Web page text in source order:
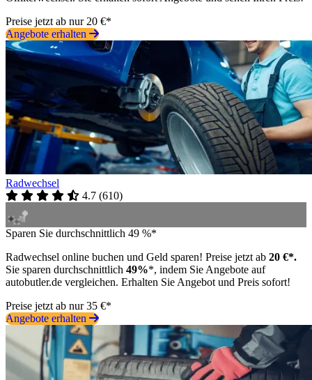
Preise jetzt ab nur 20 €*
Angebote erhalten
Radwechsel
4.7 (610)
Sparen Sie durchschnittlich 49 %*
Radwechsel online buchen und Geld sparen! Preise jetzt ab 20 €*.
Sie sparen durchschnittlich 49%*, indem Sie Angebote auf
autobutler.de vergleichen. Erhalten Sie Angebot und Preis sofort!
Preise jetzt ab nur 35 €*
Angebote erhalten